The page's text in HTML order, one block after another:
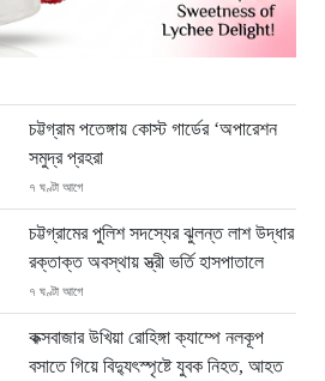
চট্টগ্রাম পতেঙ্গায় কোস্ট গার্ডের ‘অপারেশন
সমুদ্র প্রহরা
৭ ঘণ্টা আগে
চট্টগ্রামের পুলিশ সদস্যের ঝুলন্ত লাশ উদ্ধার
রক্তাক্ত অবস্থায় স্ত্রী ভর্তি হাসপাতালে
৭ ঘণ্টা আগে
কক্সবাজার উখিয়া রোহিঙ্গা ক্যাম্পে নলকূপ
বসাতে গিয়ে বিদ্যুৎস্পৃষ্টে যুবক নিহত, আহত